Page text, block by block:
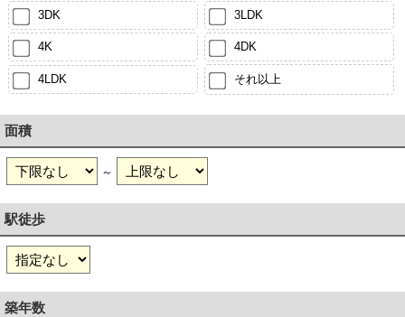
3DK 3LDK
4K 4DK
4LDK それ以上
面積
～
駅徒歩
築年数